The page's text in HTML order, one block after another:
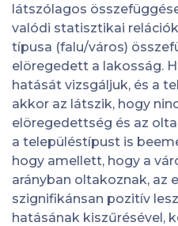
látszólagos
valódi statisztikai
típusa (falu/város)
elöregedett a lakosság.
hatását vizsgáljuk, és a
akkor az látszik, hogy
elöregedettség és az
a településtípust is
hogy amellett, hogy a
arányban oltakoznak, az
szignifikánsan pozitív
hatásának kiszűrésével,